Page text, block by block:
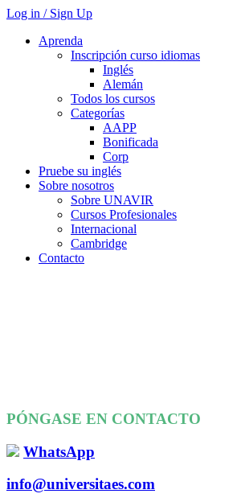
Log in / Sign Up
Aprenda
Inscripción curso idiomas
Inglés
Alemán
Todos los cursos
Categorías
AAPP
Bonificada
Corp
Pruebe su inglés
Sobre nosotros
Sobre UNAVIR
Cursos Profesionales
Internacional
Cambridge
Contacto
PÓNGASE EN CONTACTO
WhatsApp
info@universitaes.com